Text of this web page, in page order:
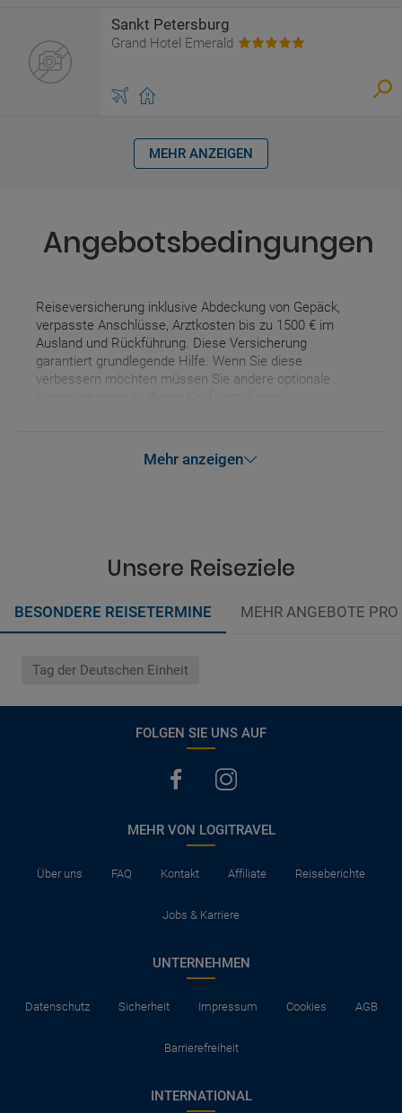
Sankt Petersburg
Grand Hotel Emerald
MEHR ANZEIGEN
Angebotsbedingungen
Reiseversicherung inklusive Abdeckung von Gepäck,
verpasste Anschlüsse, Arztkosten bis zu 1500 € im
Ausland und Rückführung. Diese Versicherung
garantiert grundlegende Hilfe. Wenn Sie diese
verbessern möchten müssen Sie andere optionale
Mehr anzeigen
Unsere Reiseziele
BESONDERE REISETERMINE MEHR ANGEBOTE
Tag der Deutschen Einheit
FOLGEN SIE UNS AUF
MEHR VON LOGITRAVEL
Über uns FAQ Kontakt Affiliate Reiseberichte
Jobs & Karriere
UNTERNEHMEN
Datenschutz Sicherheit Impressum Cookies AGB
Barrierefreiheit
INTERNATIONAL